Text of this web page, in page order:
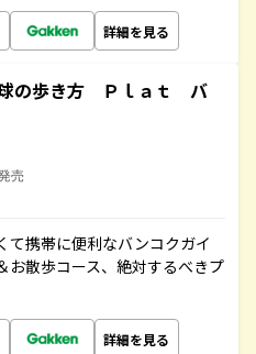
詳細を見る
の歩き方 Ｐｌａｔ バ
売
て携帯に便利なバンコクガイ
お散歩コース、絶対するべきプ
詳細を見る